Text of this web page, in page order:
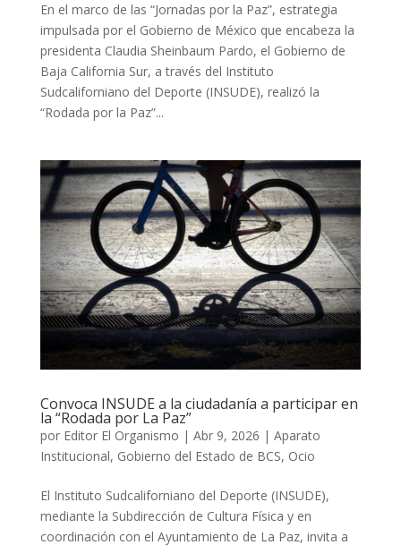
En el marco de las “Jornadas por la Paz”, estrategia
impulsada por el Gobierno de México que encabeza la
presidenta Claudia Sheinbaum Pardo, el Gobierno de
Baja California Sur, a través del Instituto
Sudcaliforniano del Deporte (INSUDE), realizó la
“Rodada por la Paz”...
Convoca INSUDE a la ciudadanía a participar en
la “Rodada por La Paz”
por Editor El Organismo | Abr 9, 2026 | Aparato
Institucional, Gobierno del Estado de BCS, Ocio
El Instituto Sudcaliforniano del Deporte (INSUDE),
mediante la Subdirección de Cultura Física y en
coordinación con el Ayuntamiento de La Paz, invita a